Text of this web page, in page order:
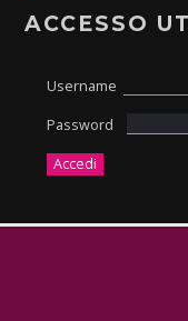
ACCESSO
Username
Password